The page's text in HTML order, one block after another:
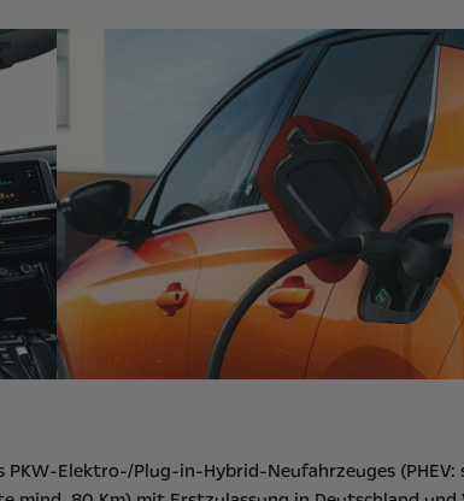
Elektro-/Plug-in-Hybrid-Neufahrzeuges (PHEV: